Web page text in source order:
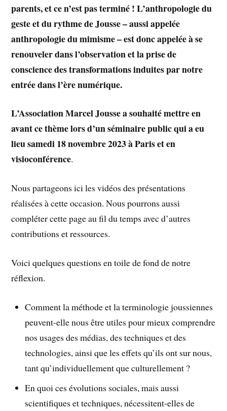
parents, et ce n’est pas terminé ! L’anthropologie du
geste et du rythme de Jousse – aussi appelée
anthropologie du mimisme – est donc appelée à se
renouveler dans l’observation et la prise de
conscience des transformations induites par notre
entrée dans l’ère numérique.
L’Association Marcel Jousse a souhaité mettre en
avant ce thème lors d’un séminaire public qui a eu
lieusamedi 18 novembre 2023 à Paris et en
visioconférence.
Nous partageons ici les vidéos des présentations
réalisées à cette occasion. Nous pourrons aussi
compléter cette page au fil du temps avec d’autres
contributions et ressources.
Voici quelques questions en toile de fond de notre
réflexion.
Comment la méthode et la terminologie joussiennes
peuvent-elle nous être utiles pour mieux comprendre
nos usages des médias, des techniques et des
technologies, ainsi que les effets qu’ils ont sur nous,
tant qu’individuellement que culturellement ?
En quoi ces évolutions sociales, mais aussi
scientifiques et techniques, nécessitent-elles de